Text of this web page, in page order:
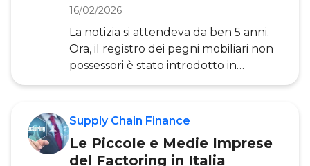
Fast Trac e Small Business Funding
Portal. La vera novità risiede nel
programma Facebook Invoice Fast
Track, &nbs
16/02/2026
La notizia si attendeva da ben 5 anni.
Ora, il registro dei pegni mobiliari non
possessori è stato introdotto in
Gazzetta Ufficiale ed è stato quindi
del Ministero dell’Economia e delle
non possessorio ? E perché il registro
Supply Chain Finance
Le Piccole e Medie Imprese
del Factoring in Italia